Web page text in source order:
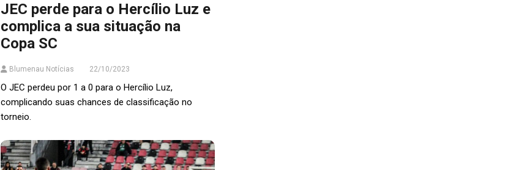
JEC perde para o Hercílio Luz e
complica a sua situação na
Copa SC
Blumenau Notícias 22/10/2023
O JEC perdeu por 1 a 0 para o Hercílio Luz,
complicando suas chances de classificação no
torneio.